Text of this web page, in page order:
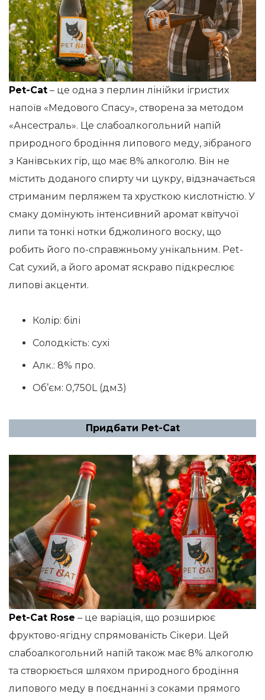
Pet-Cat – це одна з перлин лінійки ігристих
напоїв «Медового Спасу», створена за методом
«Ансестраль». Це слабоалкогольний напій
природного бродіння липового меду, зібраного
з Канівських гір, що має 8% алкоголю. Він не
містить доданого спирту чи цукру, відзначається
стриманим перляжем та хрусткою кислотністю. У
смаку домінують інтенсивний аромат квітучої
липи та тонкі нотки бджолиного воску, що
робить його по-справжньому унікальним. Pet-
Cat сухий, а його аромат яскраво підкреслює
липові акценти.
Колір: білі
Солодкість: сухі
Алк.: 8% про.
Об’єм: 0,750L (дм3)
Придбати Pet-Сat
Pet-Cat Rose – це варіація, що розширює
фруктово-ягідну спрямованість Сікери. Цей
слабоалкогольний напій також має 8% алкоголю
та створюється шляхом природного бродіння
липового меду в поєднанні з соками прямого